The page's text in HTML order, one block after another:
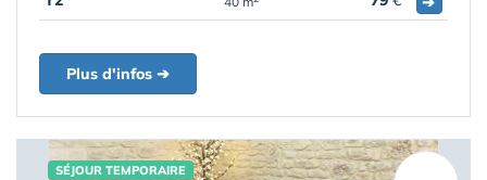
Plus d'infos ➔
SÉJOUR TEMPORAIRE